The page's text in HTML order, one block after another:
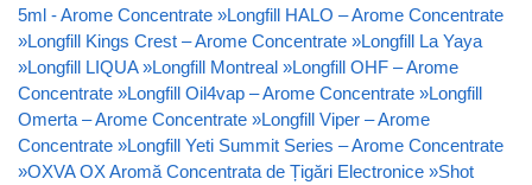
5ml - Arome Concentrate »Longfill HALO – Arome Concentrate
»Longfill Kings Crest – Arome Concentrate »Longfill La Yaya
»Longfill LIQUA »Longfill Montreal »Longfill OHF – Arome
Concentrate »Longfill Oil4vap – Arome Concentrate »Longfill
Omerta – Arome Concentrate »Longfill Viper – Arome
Concentrate »Longfill Yeti Summit Series – Arome Concentrate
»OXVA OX Aromă Concentrata de Țigări Electronice »Shot